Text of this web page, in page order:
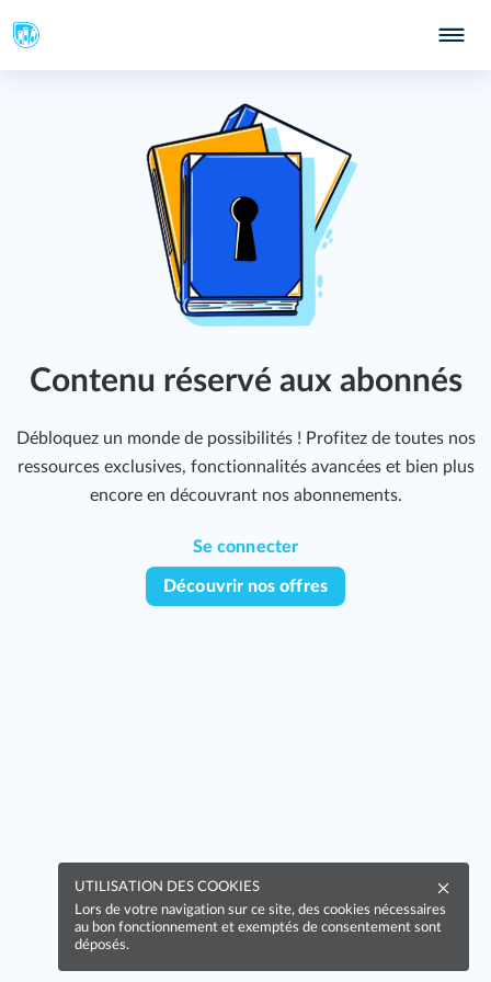
Contenu réservé aux abonnés
Débloquez un monde de possibilités ! Profitez de toutes nos
ressources exclusives, fonctionnalités avancées et bien plus
encore en découvrant nos abonnements.
Se connecter
Découvrir nos offres
UTILISATION DES COOKIES
Lors de votre navigation sur ce site, des cookies nécessaires
au bon fonctionnement et exemptés de consentement sont
déposés.